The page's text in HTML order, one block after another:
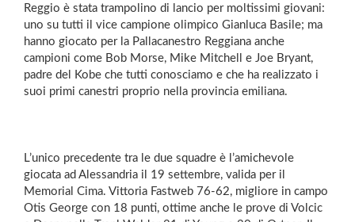
Reggio è stata trampolino di lancio per moltissimi giovani:
uno su tutti il vice campione olimpico Gianluca Basile; ma
hanno giocato per la Pallacanestro Reggiana anche
campioni come Bob Morse, Mike Mitchell e Joe Bryant,
padre del Kobe che tutti conosciamo e che ha realizzato i
suoi primi canestri proprio nella provincia emiliana.
L’unico precedente tra le due squadre è l’amichevole
giocata ad Alessandria il 19 settembre, valida per il
Memorial Cima. Vittoria Fastweb 76-62, migliore in campo
Otis George con 18 punti, ottime anche le prove di Volcic